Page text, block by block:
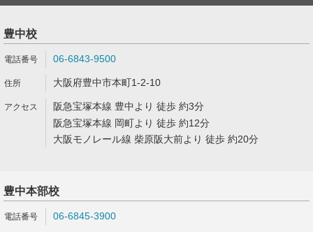
豊中校
06-6843-9500
大阪府豊中市本町1-2-10
阪急宝塚本線 豊中より 徒歩 約3分
阪急宝塚本線 岡町より 徒歩 約12分
大阪モノレール線 柴原阪大前より 徒歩 約20分
豊中本部校
06-6845-3900